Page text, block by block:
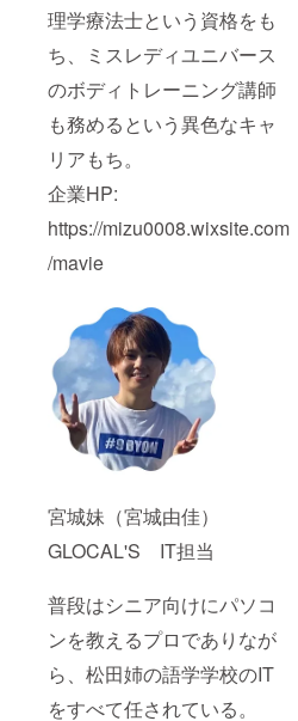
理学療法士という資格をも
ち、ミスレディユニバース
のボディトレーニング講師
も務めるという異色なキャ
リアもち。
企業HP:
https://mizu0008.wixsite.com
/mavie
宮城妹（宮城由佳）
GLOCAL'S IT担当
普段はシニア向けにパソコ
ンを教えるプロでありなが
ら、松田姉の語学学校のIT
をすべて任されている。